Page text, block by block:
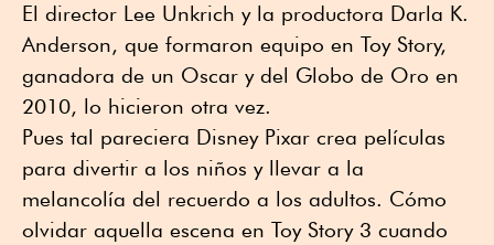
El director Lee Unkrich y la productora Darla K.
Anderson, que formaron equipo en Toy Story,
ganadora de un Oscar y del Globo de Oro en
2010, lo hicieron otra vez.
Pues tal pareciera Disney Pixar crea películas
para divertir a los niños y llevar a la
melancolía del recuerdo a los adultos. Cómo
olvidar aquella escena en Toy Story 3 cuando